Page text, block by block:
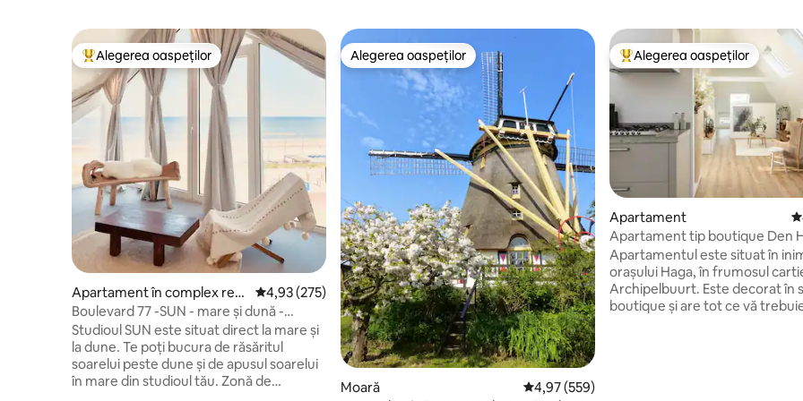
Locuință din topul categoriei Alegerea oaspeților
Alegerea oaspeților
Apartament în complex rezi
dențial
Scor mediu de 4,93 din 5, 275 recenzii
4,93 (275)
Boulevard 77 -SUN - mare și dună -
parcare gratuită
Studioul SUN este situat direct la mare și
la dune. Te poți bucura de răsăritul
soarelui peste dune și de apusul soarelui
în mare din studioul tău. Zonă de
Alegerea oaspeților
Alegerea oaspeților
Moară Scor mediu de 4,97 din 5, 559 recenzii
4,97 (559)
Locuință din topul categoriei
Alegerea oaspeților
Apartament
Apartament tip boutique Den
paturi, 2 băi
Apartamentul este situat în
orașului Haga, în frumosul
Archipelbuurt. Este decorat în
boutique și are tot ce vă